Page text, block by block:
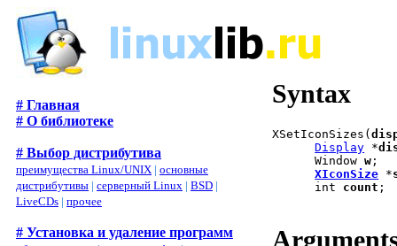
# Главная
# О библиотеке
# Выбор дистрибутива
преимущества Linux/UNIX | основные
дистрибутивы | серверный Linux | BSD |
LiveCDs | прочее
# Установка и удаление программ
Syntax
XSetIconSizes(
Display *
      Window
w ;
XIconSize *
      int
count ;